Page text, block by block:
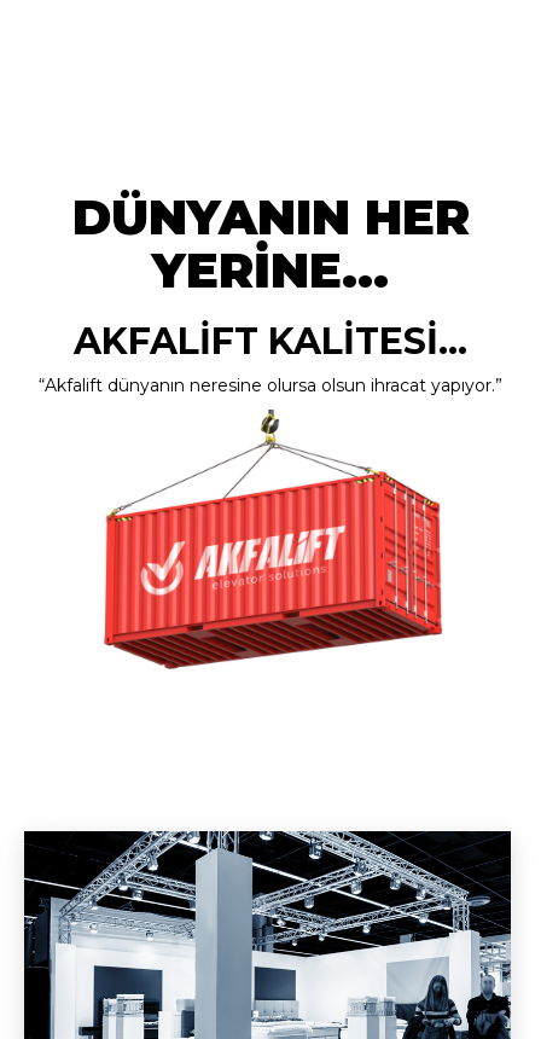
DÜNYANIN HER
YERİNE...
AKFALİFT KALİTESİ...
“Akfalift dünyanın neresine olursa olsun ihracat yapıyor.”